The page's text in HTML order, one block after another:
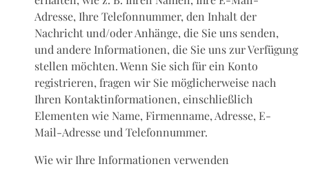
Adresse, Ihre Telefonnummer, den Inhalt der
Nachricht und/oder Anhänge, die Sie uns senden,
und andere Informationen, die Sie uns zur Verfügung
stellen möchten. Wenn Sie sich für ein Konto
registrieren, fragen wir Sie möglicherweise nach
Ihren Kontaktinformationen, einschließlich
Elementen wie Name, Firmenname, Adresse, E-
Mail-Adresse und Telefonnummer.
Wie wir Ihre Informationen verwenden